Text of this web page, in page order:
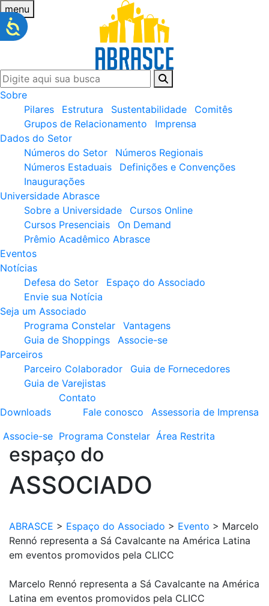
menu
Sobre
Pilares
Estrutura Sustentabilidade
Comitês
Grupos de Relacionamento
Imprensa
Dados do Setor
Números do Setor
Números Regionais
Números Estaduais
Definições e Convenções
Inaugurações
Universidade Abrasce
Sobre a Universidade
Cursos Online
Cursos Presenciais
On Demand
Prêmio Acadêmico Abrasce
Eventos
Notícias
Defesa do Setor
Espaço do Associado
Envie sua Notícia
Seja um Associado
Programa Constelar
Vantagens
Guia de Shoppings
Associe-se
Parceiros
Parceiro Colaborador
Guia de Fornecedores
Guia de Varejistas
Downloads
Contato
Fale conosco
Assessoria de Imprensa
Associe-se Programa Constelar Área Restrita
espaço do
ASSOCIADO
ABRASCE > Espaço do Associado > Evento > Marcelo
Rennó representa a Sá Cavalcante na América Latina
em eventos promovidos pela CLICC
Marcelo Rennó representa a Sá Cavalcante na América
Latina em eventos promovidos pela CLICC